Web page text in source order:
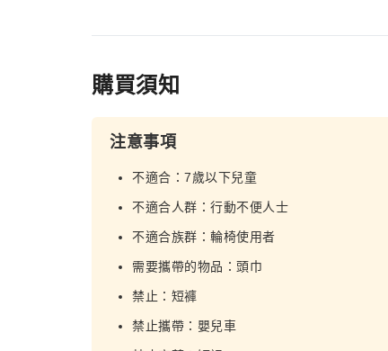
購買須知
注意事項
不適合：7歲以下兒童
不適合人群：行動不便人士
不適合族群：輪椅使用者
需要攜帶的物品：頭巾
禁止：短褲
禁止攜帶：嬰兒車